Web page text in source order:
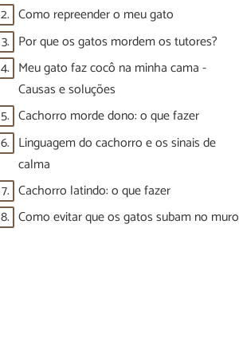
2. Como repreender o meu gato
3. Por que os gatos mordem os tutores?
4. Meu gato faz cocô na minha cama -
Causas e soluções
5. Cachorro morde dono: o que fazer
6. Linguagem do cachorro e os sinais de
calma
7. Cachorro latindo: o que fazer
8. Como evitar que os gatos subam no muro